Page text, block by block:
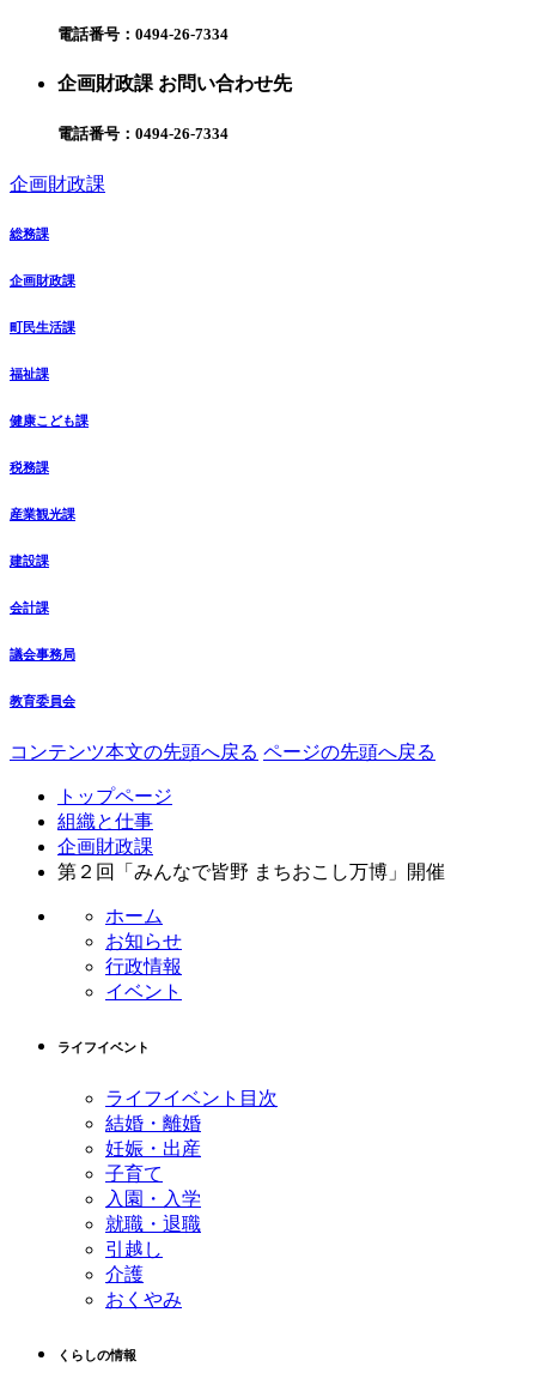
電話番号： 0494-26-7334
企画財政課 お問い合わせ先
電話番号： 0494-26-7334
企画財政課
総務課
企画財政課
町民生活課
福祉課
健康こども課
税務課
産業観光課
建設課
会計課
議会事務局
教育委員会
コンテンツ本文の先頭へ戻る ページの先頭へ戻る
トップページ
組織と仕事
企画財政課
第２回「みんなで皆野 まちおこし万博」開催
ホーム
お知らせ
行政情報
イベント
ライフイベント
ライフイベント目次
結婚・離婚
妊娠・出産
子育て
入園・入学
就職・退職
引越し
介護
おくやみ
くらしの情報